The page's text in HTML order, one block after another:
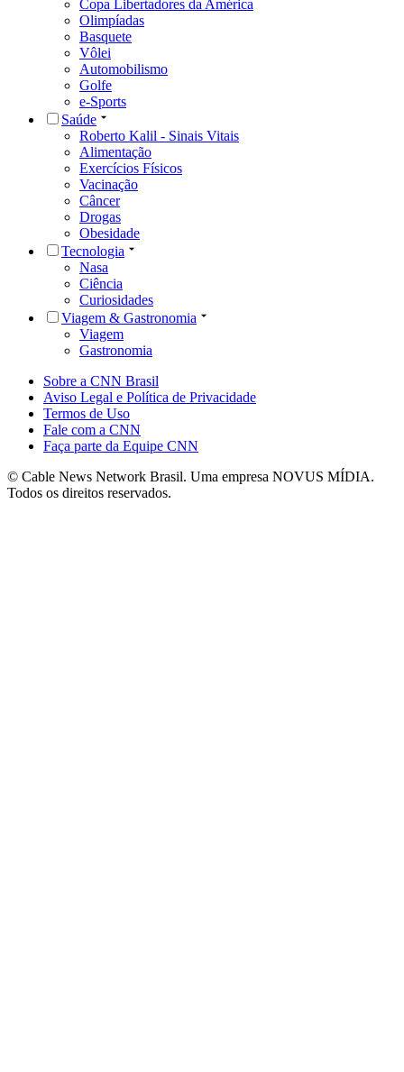
Copa Libertadores da América
Olimpíadas
Basquete
Vôlei
Automobilismo
Golfe
e-Sports
Saúde
Roberto Kalil - Sinais Vitais
Alimentação
Exercícios Físicos
Vacinação
Câncer
Drogas
Obesidade
Tecnologia
Nasa
Ciência
Curiosidades
Viagem & Gastronomia
Viagem
Gastronomia
Sobre a CNN Brasil
Aviso Legal e Política de Privacidade
Termos de Uso
Fale com a CNN
Faça parte da Equipe CNN
© Cable News Network Brasil. Uma empresa NOVUS MÍDIA.
Todos os direitos reservados.